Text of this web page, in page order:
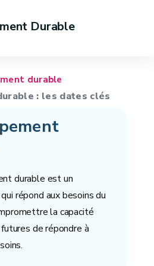
Durable
durable
: les dates clés
durable est un
répond aux besoins du
la capacité
de répondre à